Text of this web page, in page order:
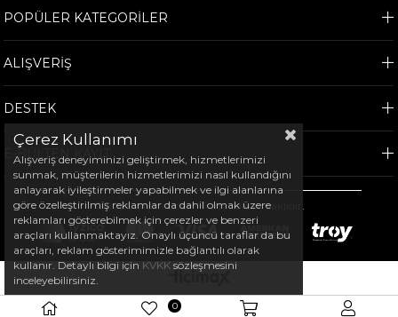
POPÜLER KATEGORİLER
ALIŞVERİŞ
DESTEK
E-BÜLTEN KAYIT
©2026Arem Spor - Tüm hakları saklıdır.
Çerez Kullanımı
Alışveriş deneyiminizi geliştirmek, hizmetlerimizi
sunmak, müşterilerin hizmetlerimizi nasıl kullandığını
anlayarak iyileştirmeler yapabilmek ve ilgi alanlarına
göre özelleştirilmiş reklamlar da dahil olmak üzere
reklamları gösterebilmek için çerezler ve benzeri
araçları kullanmaktayız. Onaylı üçüncü taraflar da bu
araçları, reklam gösterimimizle bağlantılı olarak
kullanır. Detaylı bilgi için KVKK sözleşmesini
inceleyebilirsiniz.
0